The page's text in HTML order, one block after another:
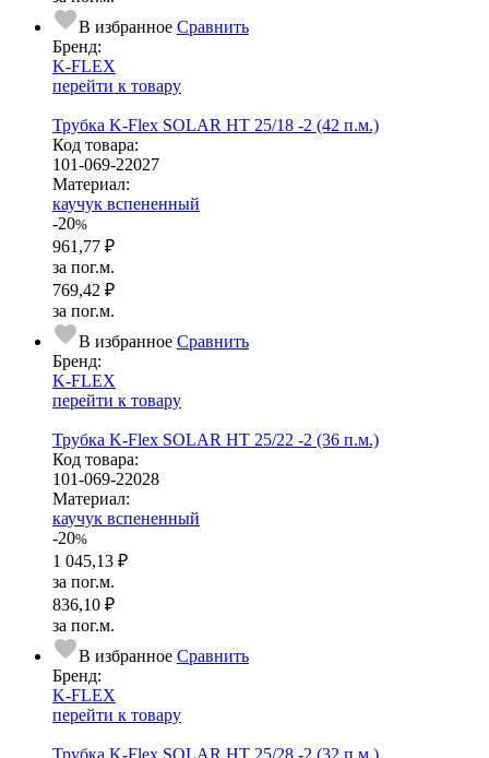
В избранное Сравнить
Бренд:
K-FLEX
перейти к товару
Трубка K-Flex SOLAR HT 25/18 -2 (42 п.м.)
Код товара:
101-069-22027
Ма­­те­­ри­­ал:
каучук вспененный
-20%
961,77 ₽
за пог.м.
769,42 ₽
за пог.м.
В избранное Сравнить
Бренд:
K-FLEX
перейти к товару
Трубка K-Flex SOLAR HT 25/22 -2 (36 п.м.)
Код товара:
101-069-22028
Ма­­те­­ри­­ал:
каучук вспененный
-20%
1 045,13 ₽
за пог.м.
836,10 ₽
за пог.м.
В избранное Сравнить
Бренд:
K-FLEX
перейти к товару